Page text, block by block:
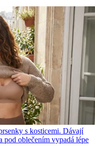
s kosticemi. Dávají
pod oblečením vypadá lépe